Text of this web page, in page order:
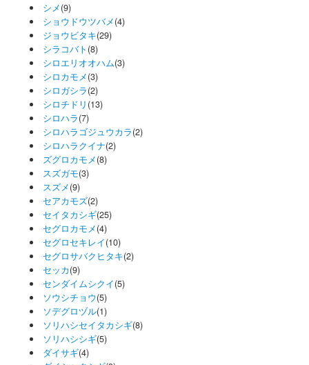
シメ(9)
ショウドウツバメ(4)
ジョウビタキ(29)
シラコバト (8)
シロエリオオハム(3)
シロカモメ(3)
シロガシラ(2)
シロチドリ (13)
シロハラ(7)
シロハラゴジュウカラ(2)
シロハラクイナ(2)
ズグロカモメ(8)
スズガモ(3)
スズメ(9)
セアカモズ(2)
セイタカシギ(25)
セグロカモメ(4)
セグロセキレイ(10)
セグロサバクヒタキ(2)
セッカ(9)
センダイムシクイ(5)
ソウシチョウ(5)
ソデグロヅル(1)
ソリハシセイタカシギ(8)
ソリハシシギ(5)
ダイサギ(4)